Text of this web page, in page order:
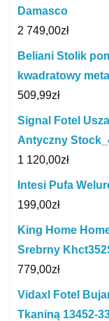
Damasco
2 749,00zł
Beliani Stolik
kwadratowy
509,99zł
Signal Fotel
Antyczny
1 120,00zł
Intesi Pufa
199,00zł
King Home
Srebrny
779,00zł
Vidaxl Fotel
Tkaniną 13452-